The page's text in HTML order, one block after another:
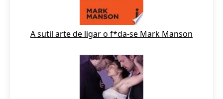
A sutil arte de ligar o f*da-se Mark Manson